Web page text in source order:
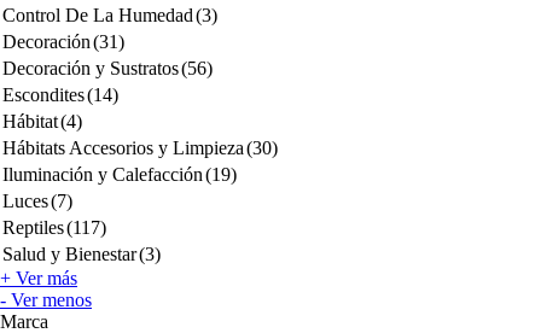
Control De La Humedad(3)
Decoración(31)
Decoración y Sustratos(56)
Escondites(14)
Hábitat(4)
Hábitats Accesorios y Limpieza(30)
Iluminación y Calefacción(19)
Luces(7)
Reptiles(117)
Salud y Bienestar(3)
+ Ver más
- Ver menos
Marca